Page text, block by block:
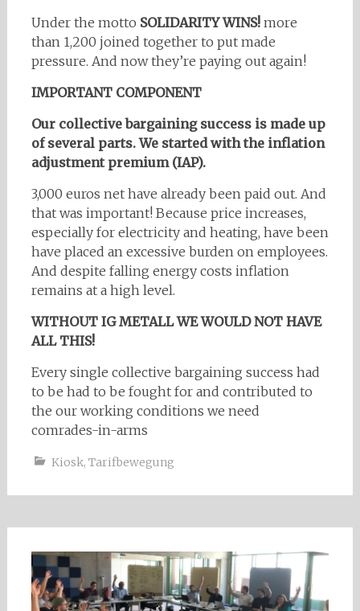
Under the motto SOLIDARITY WINS!more
than 1,200 joined together to put made
pressure. And now they’re paying out again!
IMPORTANT COMPONENT
Our collective bargaining success is made up
of several parts. We started with the inflation
adjustment premium (IAP).
3,000 euros net have already been paid out. And
that was important! Because price increases,
especially for electricity and heating, have been
have placed an excessive burden on employees.
And despite falling energy costs inflation
remains at a high level.
WITHOUT IG METALL WE WOULD NOT HAVE
ALL THIS!
Every single collective bargaining success had
to be had to be fought for and contributed to
the our working conditions we need
comrades-in-arms
Kiosk, Tarifbewegung